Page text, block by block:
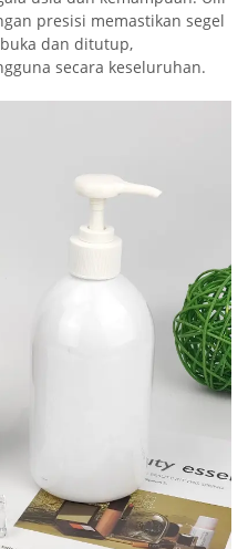
presisi memastikan segel
dan ditutup,
secara keseluruhan.